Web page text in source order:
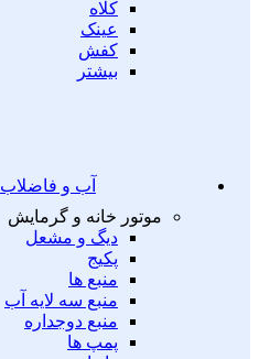
کلاه
عینک
کفش
بیشتر
آب و فاضلاب
موتور خانه و گرمایش
دیگ و مشعل
پکیج
منبع ها
منبع سه لایه آب
منبع دوجداره
پمپ ها